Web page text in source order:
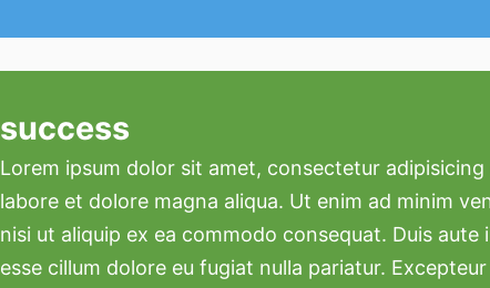
success
Lorem ipsum dolor sit amet, consectetur
labore et dolore magna aliqua. Ut enim ad minim
nisi ut aliquip ex ea commodo consequat. Duis
esse cillum dolore eu fugiat nulla pariatur.